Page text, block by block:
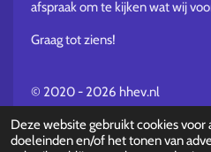
Deze website gebruikt cookies voor
doeleinden en/of het tonen van
afspraak om te kijken wat wij
Graag tot ziens!
© 2020 - 2026 hhev.nl